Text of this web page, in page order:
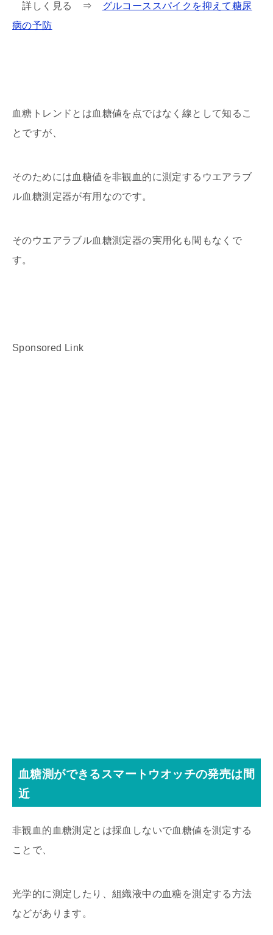
詳しく見る ⇒ グルコーススパイクを抑えて糖尿
病の予防
血糖トレンドとは血糖値を点ではなく線として知るこ
とですが、
そのためには血糖値を非観血的に測定するウエアラブ
ル血糖測定器が有用なのです。
そのウエアラブル血糖測定器の実用化も間もなくで
す。
Sponsored Link
血糖測ができるスマートウオッチの発売は間
近
非観血的血糖測定とは採血しないで血糖値を測定する
ことで、
光学的に測定したり、組織液中の血糖を測定する方法
などがあります。